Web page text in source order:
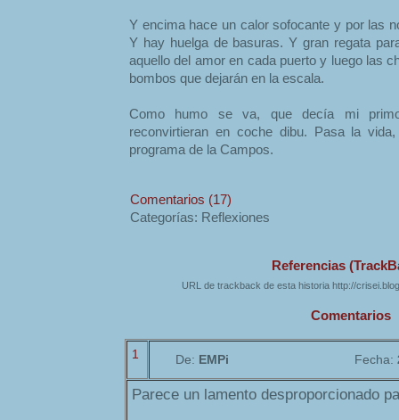
Y encima hace un calor sofocante y por las
Y hay huelga de basuras. Y gran regata
aquello del amor en cada puerto y luego las
bombos que dejarán en la escala.
Como humo se va, que decía mi
reconvirtieran en coche dibu. Pasa la
programa de la Campos.
Comentarios (17)
Categorías: Reflexiones
Referencias
URL de trackback de esta historia http://
Comentarios
1 De: EMPi Fecha:
Parece un lamento desproporcionado